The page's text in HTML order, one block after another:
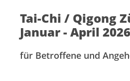
Tai-Chi / Qigong
Januar - April 2026
für Betroffene und